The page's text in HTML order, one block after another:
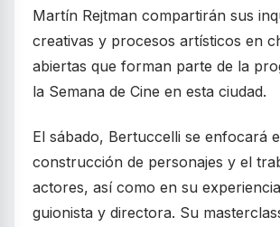
Martín Rejtman compartirán sus
creativas y procesos artísticos en
abiertas que forman parte de la
la Semana de Cine en esta ciudad.
El sábado, Bertuccelli se enfocará
construcción de personajes y el
actores, así como en su
guionista y directora. Su